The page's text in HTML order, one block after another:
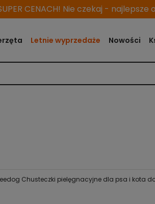
CENACH! Nie czekaj -
Letnie wyprzedaże Nowości
Chusteczki pielęgnacyjne dla psa i kota